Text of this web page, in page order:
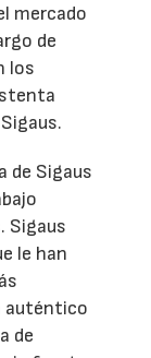
mercado
de
los
de Sigaus
Sigaus
le han
auténtico
de